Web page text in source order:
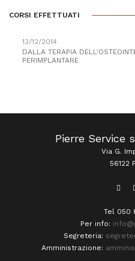
CORSI EFFETTUATI
13/12/2014
DALLA TERAPIA
PERIMPLANTARE
Pierre Service
Via G.
56122
Tel 050
Per info:
Segreteria:
Amministrazione: